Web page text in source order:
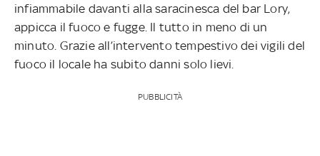
infiammabile davanti alla saracinesca del bar Lory,
appicca il fuoco e fugge. Il tutto in meno di un
minuto. Grazie all’intervento tempestivo dei vigili del
fuoco il locale ha subito danni solo lievi.
PUBBLICITÀ